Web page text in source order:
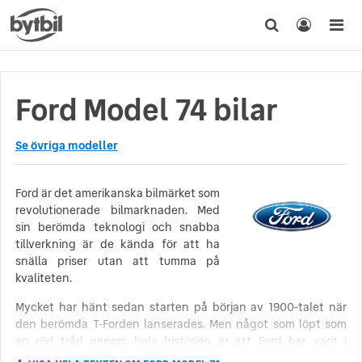
Ford Model 74 bilar
Se övriga modeller
Ford är det amerikanska bilmärket som
revolutionerade bilmarknaden. Med
sin berömda teknologi och snabba
tillverkning är de kända för att ha
snälla priser utan att tumma på
kvaliteten.
Mycket har hänt sedan starten på början av 1900-talet när
den berömda T-Forden lanserades. Men något som löpt som
en röd tråd genom hela historien är att Ford har varit i
framkant vad gäller både produktion och innovation i sin